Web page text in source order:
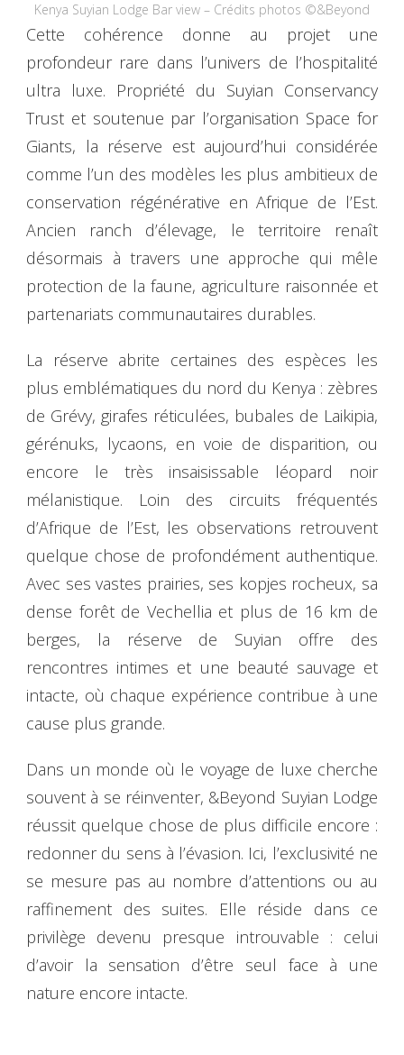
Kenya Suyian Lodge Bar view – Crédits photos ©&Beyond
Cette cohérence donne au projet une
profondeur rare dans l’univers de l’hospitalité
ultra luxe. Propriété du Suyian Conservancy
Trust et soutenue par l’organisation Space for
Giants, la réserve est aujourd’hui considérée
comme l’un des modèles les plus ambitieux de
conservation régénérative en Afrique de l’Est.
Ancien ranch d’élevage, le territoire renaît
désormais à travers une approche qui mêle
protection de la faune, agriculture raisonnée et
partenariats communautaires durables.
La réserve abrite certaines des espèces les
plus emblématiques du nord du Kenya : zèbres
de Grévy, girafes réticulées, bubales de Laikipia,
gérénuks, lycaons, en voie de disparition, ou
encore le très insaisissable léopard noir
mélanistique. Loin des circuits fréquentés
d’Afrique de l’Est, les observations retrouvent
quelque chose de profondément authentique.
Avec ses vastes prairies, ses kopjes rocheux, sa
dense forêt de Vechellia et plus de 16 km de
berges, la réserve de Suyian offre des
rencontres intimes et une beauté sauvage et
intacte, où chaque expérience contribue à une
cause plus grande.
Dans un monde où le voyage de luxe cherche
souvent à se réinventer, &Beyond Suyian Lodge
réussit quelque chose de plus difficile encore :
redonner du sens à l’évasion. Ici, l’exclusivité ne
se mesure pas au nombre d’attentions ou au
raffinement des suites. Elle réside dans ce
privilège devenu presque introuvable : celui
d’avoir la sensation d’être seul face à une
nature encore intacte.